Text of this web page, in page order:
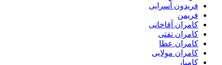
فریدون آسرایی
فریمن
کامران آقاخانی
کامران تفتی
کامران عطا
کامران مولایی
کامیار